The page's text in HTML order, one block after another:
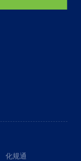
化规通